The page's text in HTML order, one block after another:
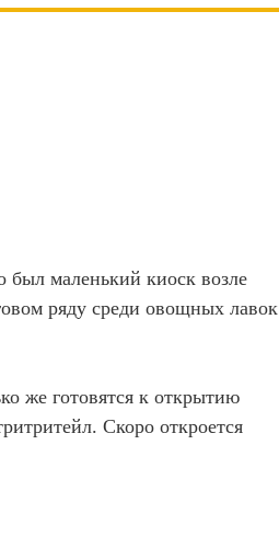
маленький киоск возле
ряду среди овощных лавок
же готовятся к открытию
Скоро откроется